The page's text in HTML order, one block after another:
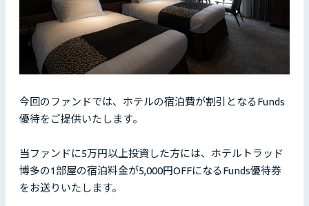
今回のファンドでは、ホテルの宿泊費が割引となるFunds
優待をご提供いたします。
当ファンドに5万円以上投資した方には、ホテルトラッド
博多の1部屋の宿泊料金が5,000円OFFになるFunds優待券
をお送りいたします。